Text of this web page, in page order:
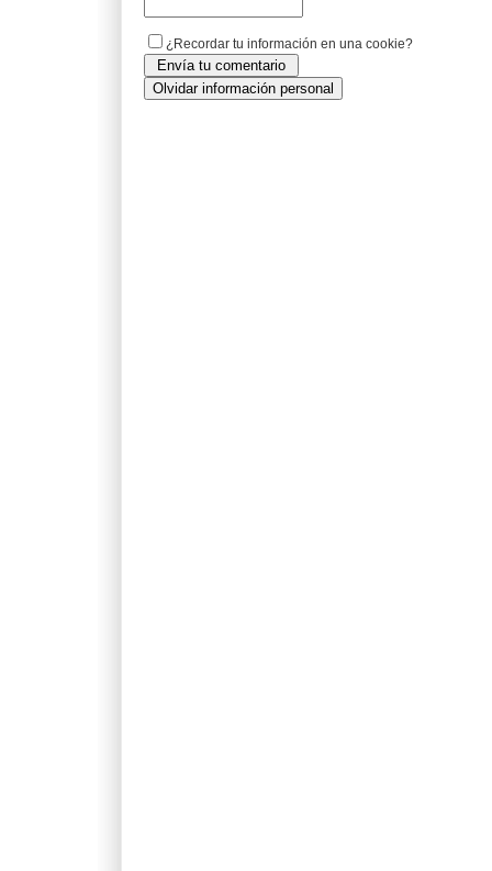
¿Recordar tu información en una cookie?